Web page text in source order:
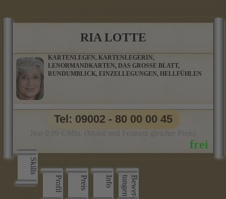
RIA LOTTE
KARTENLEGEN, KARTENLEGERIN,
LENORMANDKARTEN, DAS GROSSE BLATT,
RUNDUMBLICK, EINZELLEGUNGEN, HELLFÜHLEN
Skills
Profil
Preis Info B
e
w
e
r
­
t
u
n
g
e
n
Tel: 09002 - 80 00 00 45